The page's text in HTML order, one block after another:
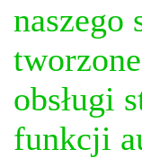
naszego
obsługi
funkcji